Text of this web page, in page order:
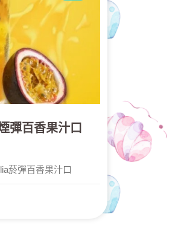
彈百香果汁口
菸彈百香果汁口